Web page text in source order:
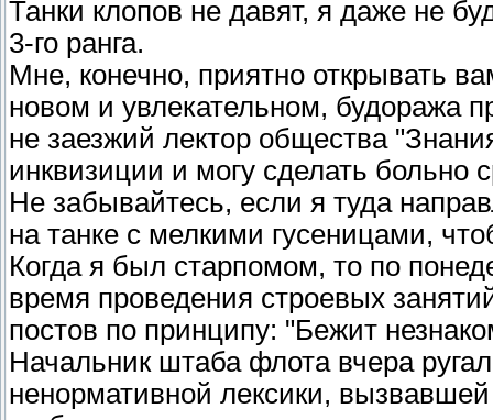
Танки клопов не давят, я даже не
3-го ранга.
Мне, конечно, приятно открывать
новом и увлекательном, будоража
не заезжий лектор общества
инквизиции и могу сделать больно
Не забывайтесь, если я туда
на танке с мелкими гусеницами,
Когда я был старпомом, то по
время проведения строевых
постов по принципу: "Бежит
Начальник штаба флота вчера
ненормативной лексики,